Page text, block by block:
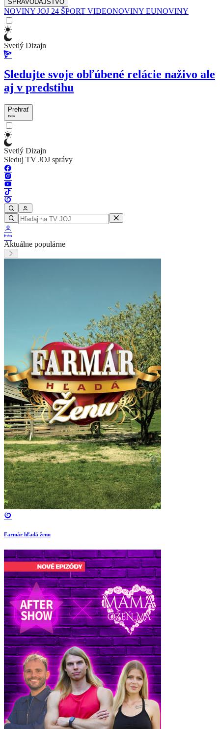
SPRAVODAJSTVO
NOVINY JOJ 24 ŠPORT VIDEONOVINY EUNOVINY
Svetlý Dizajn
Sledujte svoje obľúbené relácie naživo ale
aj v predstihu
Prehrať
Svetlý Dizajn
Sleduj TV JOJ správy
Aktuálne populárne
Farmár hľadá ženu